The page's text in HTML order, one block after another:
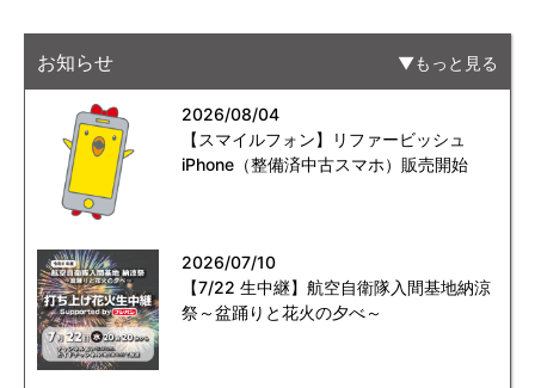
お知らせ もっと見る
2026/08/04
【スマイルフォン】リファービッシュ
iPhone（整備済中古スマホ）販売開始
2026/07/10
【7/22 生中継】航空自衛隊入間基地納涼
祭～盆踊りと花火の夕べ～